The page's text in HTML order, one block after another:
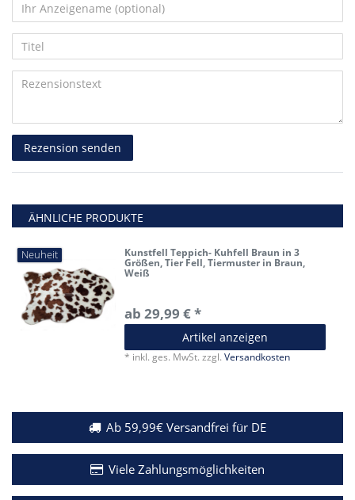
5
Bewertungssternen
5
Bewertungssternen
5
Bewertungssternen
5
Bewertungssternen
5
Bewertungssternen
Ihr
Anzeigename
(optional)
Platzhalter
Titel
Rezensionstext
Rezension senden
ÄHNLICHE PRODUKTE
Neuheit Kunstfell Teppich- Kuhfell Braun in 3
Größen, Tier Fell, Tiermuster in Braun,
Weiß
ab 29,99 € *
Artikel anzeigen
* inkl. ges. MwSt. zzgl.Versandkosten
Ab 59,99€ Versandfrei für DE
Viele Zahlungsmöglichkeiten